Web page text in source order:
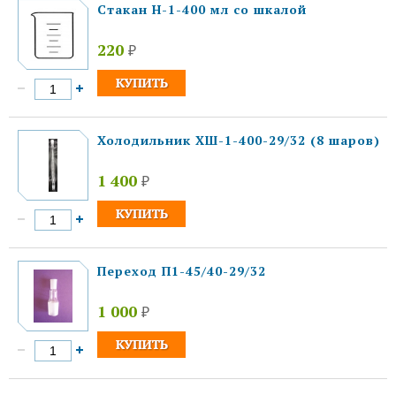
Стакан Н-1-400 мл со шкалой
220 ₽
Холодильник ХШ-1-400-29/32 (8 шаров)
1 400 ₽
Переход П1-45/40-29/32
1 000 ₽